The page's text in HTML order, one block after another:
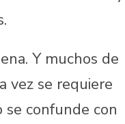
Y muchos de
vez se requiere
confunde con